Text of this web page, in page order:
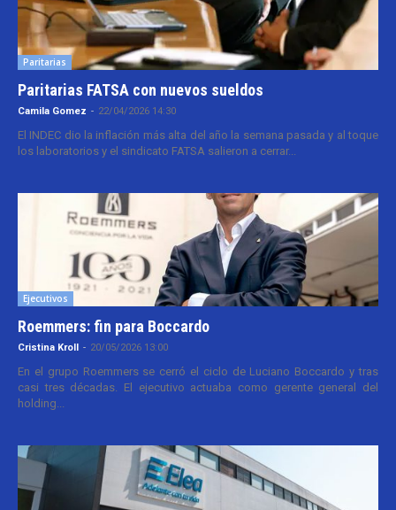
Paritarias
Paritarias FATSA con nuevos sueldos
Camila Gomez - 22/04/2026 14:30
El INDEC dio la inflación más alta del año la semana pasada y al toque
los laboratorios y el sindicato FATSA salieron a cerrar...
Ejecutivos
Roemmers: fin para Boccardo
Cristina Kroll - 20/05/2026 13:00
En el grupo Roemmers se cerró el ciclo de Luciano Boccardo y tras
casi tres décadas. El ejecutivo actuaba como gerente general del
holding...